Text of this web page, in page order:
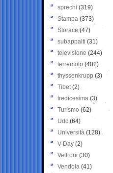
sprechi (319)
Stampa (373)
Storace (47)
subappalti (31)
televisione(244)
terremoto (402)
thyssenkrupp (3)
Tibet(2)
tredicesima (3)
Turismo (62)
Udc (64)
Università (128)
V-Day (2)
Veltroni (30)
Vendola (41)